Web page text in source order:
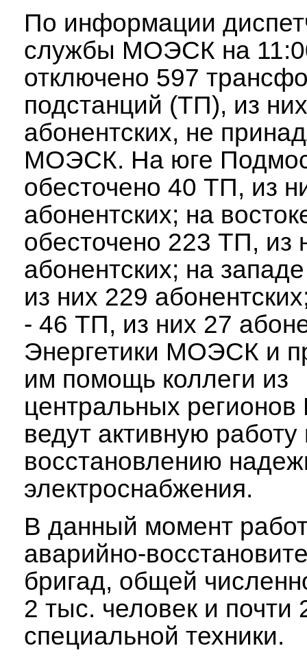
По информации
службы МОЭСК на
отключено 597
подстанций (ТП), из
абонентских, не
МОЭСК. На юге
обесточено 40 ТП, из
абонентских; на
обесточено 223 ТП, из
абонентских; на
из них 229
- 46 ТП, из них 27
Энергетики МОЭСК и
им помощь коллеги из
центральных регионов
ведут активную работу
восстановлению
электроснабжения.
В данный момент
аварийно-
бригад, общей
2 тыс. человек и почти
специальной техники.